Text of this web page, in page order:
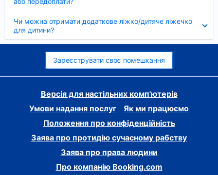
Чи можна отримати додаткове ліжко/дитяче ліжечко
для дитини?
Зареєструвати своє помешкання
Версія для настільних комп'ютерів
Умови надання послуг
Як ми працюємо
Положення про конфіденційність
Заява про протидію сучасному рабству
Заява про права людини
Про компанію Booking.com